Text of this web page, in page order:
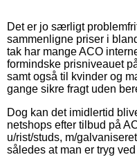
Det er jo særligt
sammenligne priser i
tak har mange ACO
formindske prisniveauet
samt også til kvinder og
gange sikre fragt uden
Dog kan det imidlertid
netshops efter tilbud på
u/rist/studs, m/
således at man er tryg